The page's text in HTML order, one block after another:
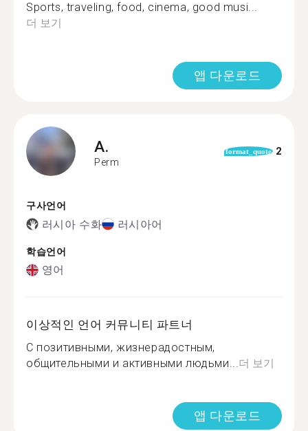
Sports, traveling, food, cinema, good musi...
더 보기
앱 다운로드
A.
Perm
format_quote 2
구사언어
러시아 수화 러시아어
학습언어
영어
이상적인 언어 커뮤니티 파트너
С позитивными, жизнерадостным,
общительными и активными людьми...더 보기
앱 다운로드